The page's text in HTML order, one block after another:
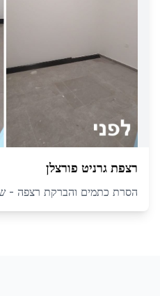
רצפת גרניט פורצלן
הסרת כתמים והברקת רצפה -